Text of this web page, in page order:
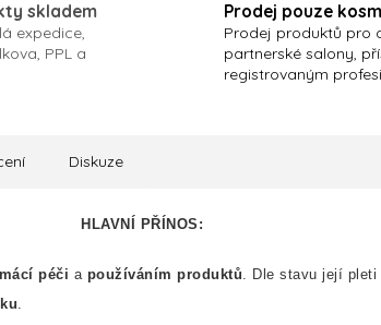
skladem
expedice,
PPL a
Prodej pouze
Prodej produktů pro
partnerské salony,
registrovaným
Diskuze
HLAVNÍ PŘÍNOS:
péči a používáním produktů . Dle stavu její